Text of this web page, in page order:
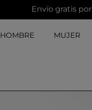
Envío gratis
HOMBRE MUJER